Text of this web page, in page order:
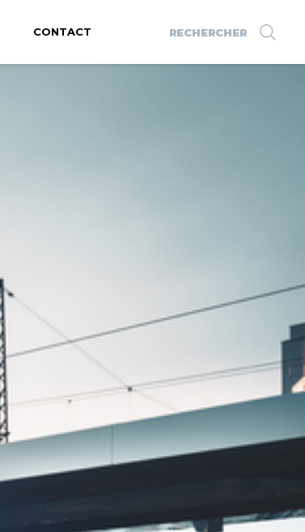
CONTACT Search